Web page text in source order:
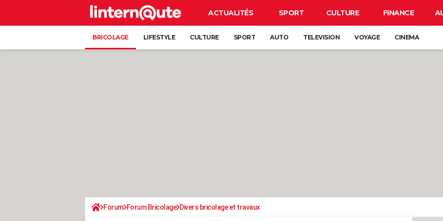
ACTUALITÉS SPORT CULTURE FINANCE
BRICOLAGE LIFESTYLE CULTURE SPORT AUTO TELEVISION VOYAGE CINEMA
Forum Forum Bricolage Divers bricolage et travaux